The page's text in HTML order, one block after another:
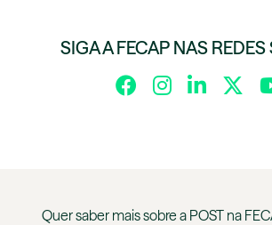
SIGA A FECAP NAS
Quer saber mais sobre a POST na